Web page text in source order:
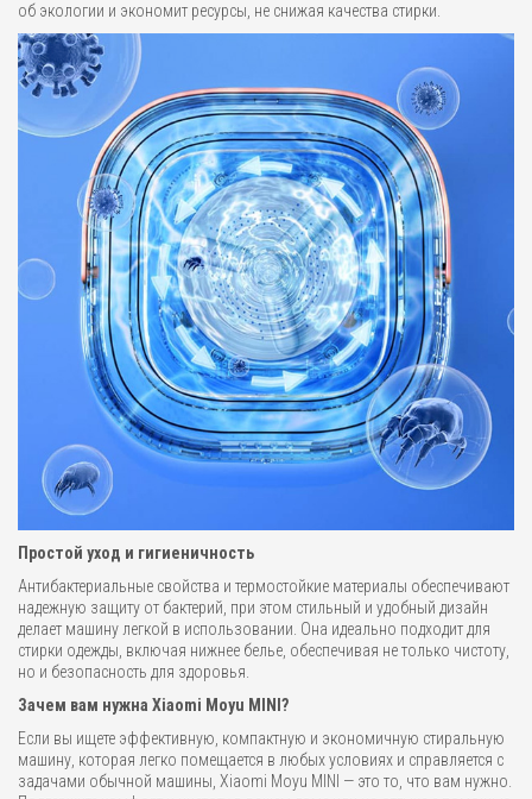
об экологии и экономит ресурсы, не снижая качества стирки.
Простой уход и гигиеничность
Антибактериальные свойства и термостойкие материалы обеспечивают
надежную защиту от бактерий, при этом стильный и удобный дизайн
делает машину легкой в использовании. Она идеально подходит для
стирки одежды, включая нижнее белье, обеспечивая не только чистоту,
но и безопасность для здоровья.
Зачем вам нужна Xiaomi Moyu MINI?
Если вы ищете эффективную, компактную и экономичную стиральную
машину, которая легко помещается в любых условиях и справляется с
задачами обычной машины, Xiaomi Moyu MINI — это то, что вам нужно.